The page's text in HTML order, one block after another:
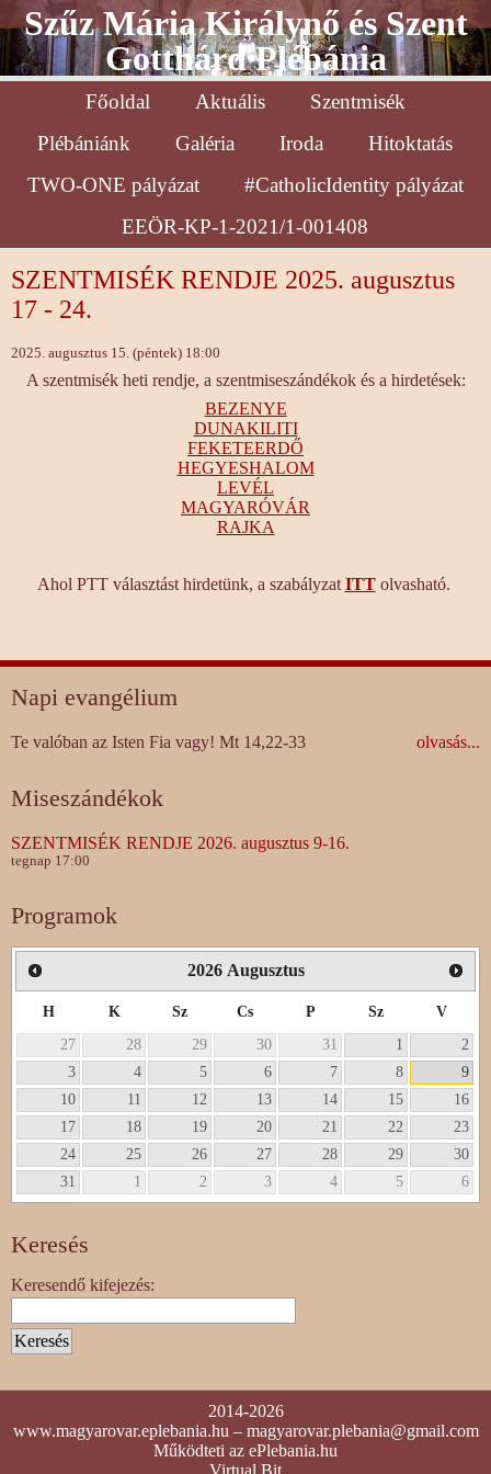
Szűz Mária Királynő és Szent
Gotthárd Plébánia
Főoldal Aktuális
Szentmisék
Plébániánk
Galéria Iroda
Hitoktatás
TWO-ONE pályázat
#CatholicIdentity pályázat
EEÖR-KP-1-2021/1-001408
SZENTMISÉK RENDJE 2025. augusztus
17 - 24.
2025. augusztus 15. (péntek) 18:00
A szentmisék heti rendje, a szentmiseszándékok és a hirdetések:
BEZENYE
DUNAKILITI
FEKETEERDŐ
HEGYESHALOM
LEVÉL
MAGYARÓVÁR
RAJKA
Ahol PTT választást hirdetünk, a szabályzat ITTolvasható.
Napi evangélium
Te valóban az Isten Fia vagy! Mt 14,22-33 olvasás...
Miseszándékok
SZENTMISÉK RENDJE 2026. augusztus 9-16.
tegnap 17:00
Programok
2026 Augusztus
H K Sz Cs P Sz
V
27
28 29 30 31 1
2
3
4 5 6 7 8
9
10
11 12 13 14 15
16
17
18 19 20 21 22
23
24
25 26 27 28 29
30
31
1 2 3 4 5 6
Keresés
Keresendő kifejezés:
2014-2026
www.magyarovar.eplebania.hu – magyarovar.plebania@gmail.com
Működteti az ePlebania.hu